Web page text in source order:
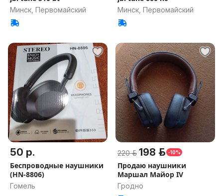
Минск, Первомайский Минск, Первомайский
50 р.
Беспроводные наушники
(HN-8806)
Гомель
220 р. 198 р. -10%
Продаю наушники
Маршал Майор IV
Гродно